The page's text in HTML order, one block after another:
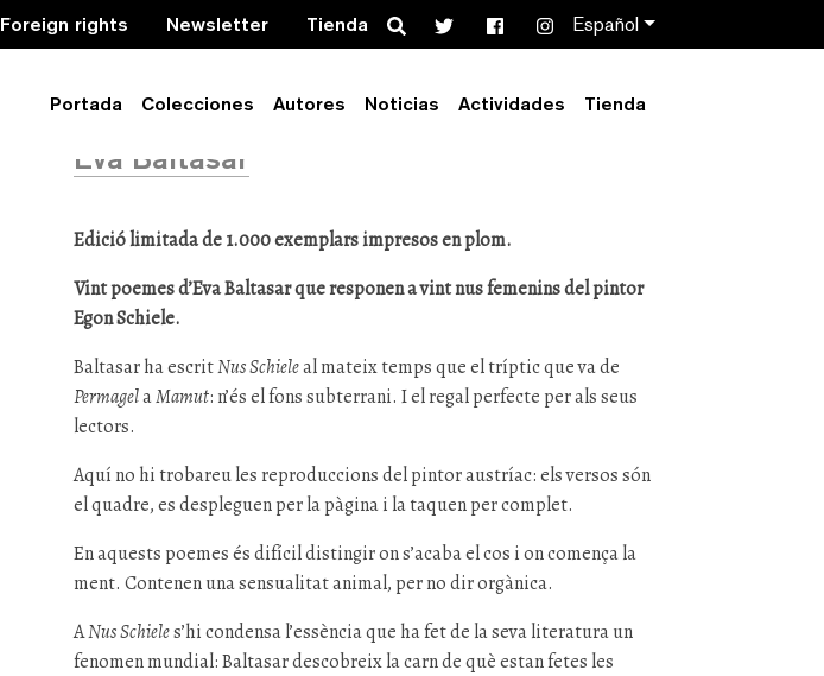
Foreign rights Newsletter Tienda Search Español
Portada Colecciones Autores Noticias Actividades Tienda
Nus Schiele
Eva Baltasar
Edició limitada de 1.000 exemplars impresos en plom.
Vint poemes d’Eva Baltasar que responen a vint nus femenins del pintor
Egon Schiele.
Baltasar ha escritNus Schieleal mateix temps que el tríptic que va de
PermagelaMamut: n’és el fons subterrani. I el regal perfecte per als seus
lectors.
Aquí no hi trobareu les reproduccions del pintor austríac: els versos són
el quadre, es despleguen per la pàgina i la taquen per complet.
En aquests poemes és difícil distingir on s’acaba el cos i on comença la
ment. Contenen una sensualitat animal, per no dir orgànica.
ANus Schieles’hi condensa l’essència que ha fet de la seva literatura un
fenomen mundial: Baltasar descobreix la carn de què estan fetes les